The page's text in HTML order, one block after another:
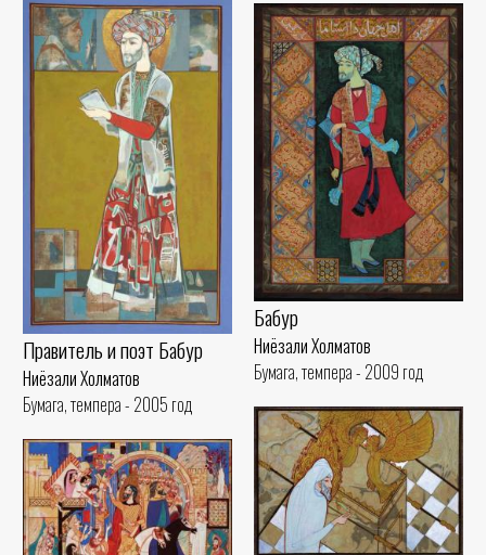
Правитель и поэт Бабур
Ниёзали Холматов
Бумага, темпера - 2005 год
Бабур
Ниёзали Холматов
Бумага, темпера - 2009 год